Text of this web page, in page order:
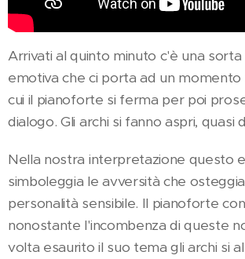
Arrivati al quinto minuto c'è una
emotiva che ci porta ad un momento
cui il pianoforte si ferma per poi
dialogo. Gli archi si fanno aspri, quasi
Nella nostra interpretazione questo
simboleggia le avversità che
personalità sensibile. Il pianoforte
nonostante l'incombenza di queste
volta esaurito il suo tema gli archi si